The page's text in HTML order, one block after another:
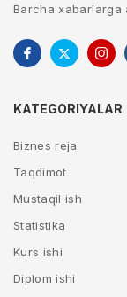
Barcha xabarlarga
KATEGORIYALAR
Biznes reja
Taqdimot
Mustaqil ish
Statistika
Kurs ishi
Diplom ishi